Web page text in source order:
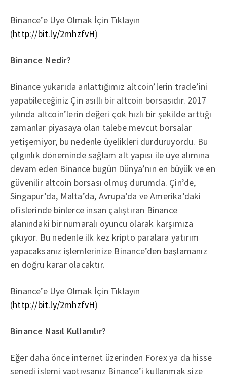
Binance’e Üye Olmak İçin Tıklayın
(http://bit.ly/2mhzfvH)
Binance Nedir?
Binance yukarıda anlattığımız altcoin’lerin trade’ini
yapabileceğiniz Çin asıllı bir altcoin borsasıdır. 2017
yılında altcoin’lerin değeri çok hızlı bir şekilde arttığı
zamanlar piyasaya olan talebe mevcut borsalar
yetişemiyor, bu nedenle üyelikleri durduruyordu. Bu
çılgınlık döneminde sağlam alt yapısı ile üye alımına
devam eden Binance bugün Dünya’nın en büyük ve en
güvenilir altcoin borsası olmuş durumda. Çin’de,
Singapur’da, Malta’da, Avrupa’da ve Amerika’daki
ofislerinde binlerce insan çalıştıran Binance
alanındaki bir numaralı oyuncu olarak karşımıza
çıkıyor. Bu nedenle ilk kez kripto paralara yatırım
yapacaksanız işlemlerinize Binance’den başlamanız
en doğru karar olacaktır.
Binance’e Üye Olmak İçin Tıklayın
(http://bit.ly/2mhzfvH)
Binance Nasıl Kullanılır?
Eğer daha önce internet üzerinden Forex ya da hisse
senedi işlemi yaptıysanız Binance’i kullanmak size